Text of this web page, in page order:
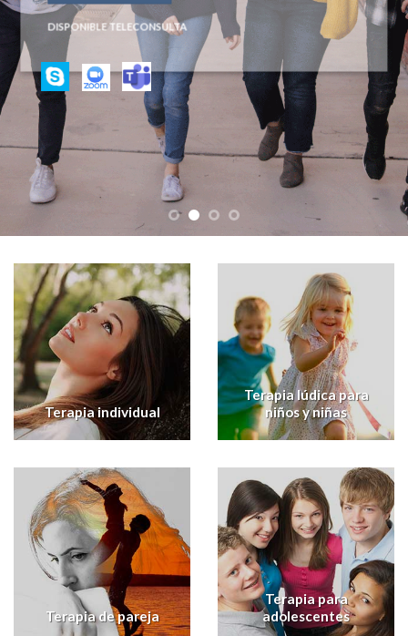
DISPONIBLE TELECONSULTA
Terapia individual
Terapia lúdica para
niños y niñas
Terapia de pareja
Terapia para
adolescentes